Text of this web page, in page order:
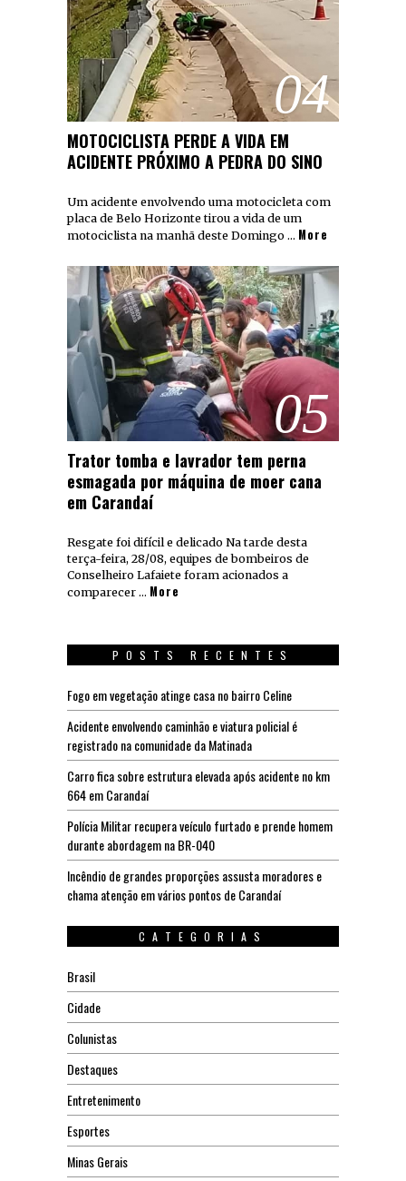
04
MOTOCICLISTA PERDE A VIDA EM
ACIDENTE PRÓXIMO A PEDRA DO SINO
Um acidente envolvendo uma motocicleta com
placa de Belo Horizonte tirou a vida de um
motociclista na manhã deste Domingo … More
05
Trator tomba e lavrador tem perna
esmagada por máquina de moer cana
em Carandaí
Resgate foi difícil e delicado Na tarde desta
terça-feira, 28/08, equipes de bombeiros de
Conselheiro Lafaiete foram acionados a
comparecer … More
POSTS RECENTES
Fogo em vegetação atinge casa no bairro Celine
Acidente envolvendo caminhão e viatura policial é
registrado na comunidade da Matinada
Carro fica sobre estrutura elevada após acidente no km
664 em Carandaí
Polícia Militar recupera veículo furtado e prende homem
durante abordagem na BR-040
Incêndio de grandes proporções assusta moradores e
chama atenção em vários pontos de Carandaí
CATEGORIAS
Brasil
Cidade
Colunistas
Destaques
Entretenimento
Esportes
Minas Gerais